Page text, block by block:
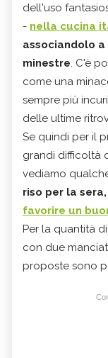
dell'uso
- nella cucina
associandolo
minestre. C'è
come una
sempre più
delle ultime
Se quindi per il
grandi difficoltà
vediamo
riso per la
favorire un
Per la quantità
con due
proposte sono